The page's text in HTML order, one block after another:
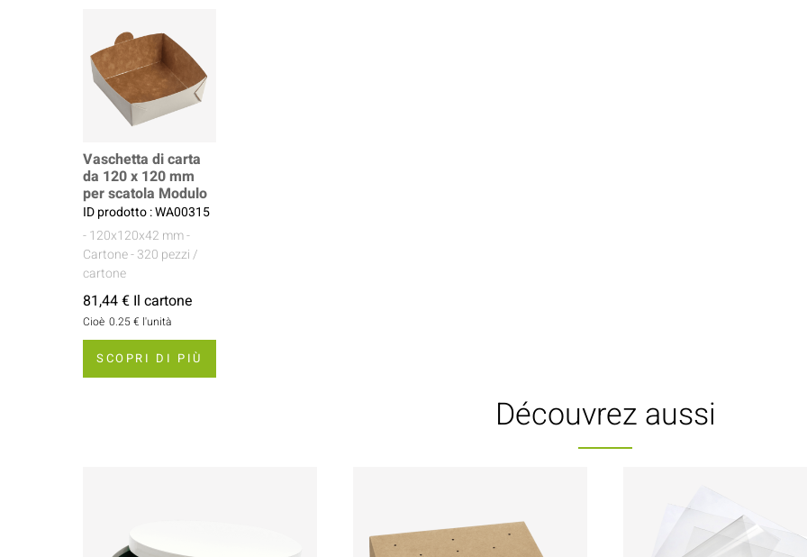
Vaschetta di carta
da 120 x 120 mm
per scatola Modulo
ID prodotto : WA00315
- 120x120x42 mm-
Cartone- 320 pezzi /
cartone
81,44 € Il cartone
Cioè 0.25 € l'unità
SCOPRI DI PIÙ
Découvrez aussi